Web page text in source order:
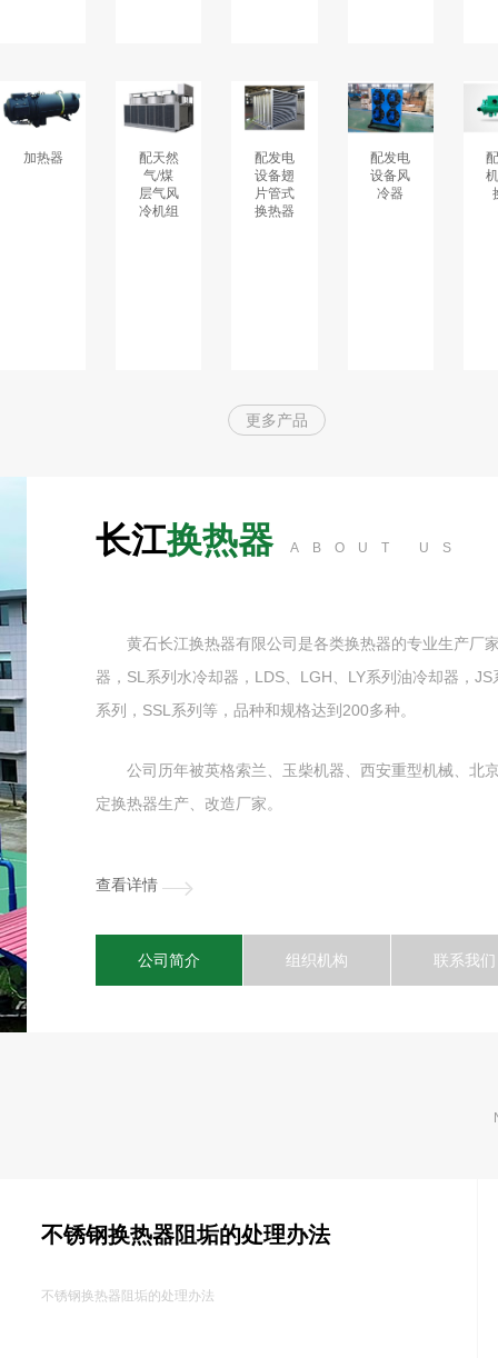
加热器
配天然
气/煤
层气风
冷机组
配发电
设备翅
片管式
换热器
配发电
设备风
冷器
更多产品
长江换热器 ABOUT US
黄石长江换热器有限公司是各类换热器的专业生产厂
器，SL系列水冷却器，LDS、LGH、LY系列油冷却器，
系列，SSL系列等，品种和规格达到200多种。
公司历年被英格索兰、玉柴机器、西安重型机械、北
定换热器生产、改造厂家。
查看详情
公司简介 组织机构 联系我们
不锈钢换热器阻垢的处理办法
不锈钢换热器阻垢的处理办法